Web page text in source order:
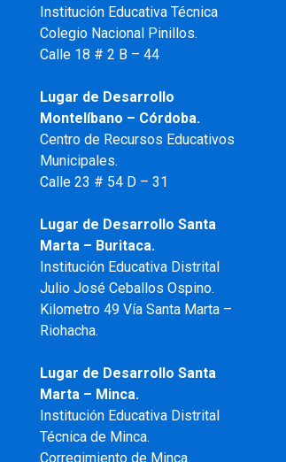
Institución Educativa Técnica
Colegio Nacional Pinillos.
Calle 18 # 2 B – 44
Lugar de Desarrollo
Montelíbano – Córdoba.
Centro de Recursos Educativos
Municipales.
Calle 23 # 54 D – 31
Lugar de Desarrollo Santa
Marta – Buritaca.
Institución Educativa Distrital
Julio José Ceballos Ospino.
Kilometro 49 Vía Santa Marta –
Riohacha.
Lugar de Desarrollo Santa
Marta – Minca.
Institución Educativa Distrital
Técnica de Minca.
Corregimiento de Minca.